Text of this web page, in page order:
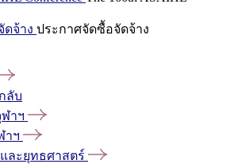
ดจ้าง ประกาศจัดซื้อจัดจ้าง
ลับ
ฬาฯ
าฯ
ละยุทธศาสตร์